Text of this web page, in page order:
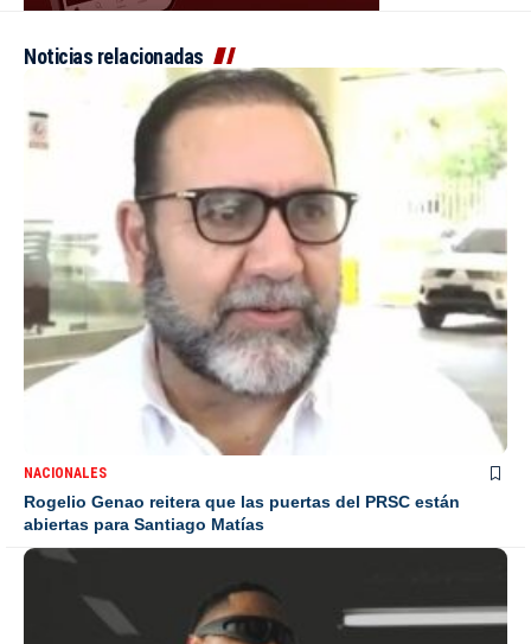
Noticias relacionadas
NACIONALES
Rogelio Genao reitera que las puertas del PRSC están
abiertas para Santiago Matías